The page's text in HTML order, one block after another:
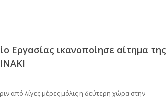
Εργασίας ικανοποίησε αίτημα της
από λίγες μέρες μόλις η δεύτερη χώρα στην